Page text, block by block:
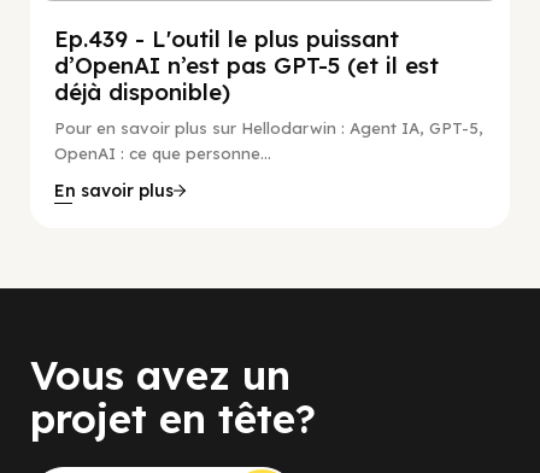
Ep.439 - L'outil le plus puissant
d’OpenAI n’est pas GPT-5 (et il est
déjà disponible)
Pour en savoir plus sur Hellodarwin : Agent IA, GPT-5,
OpenAI : ce que personne...
En savoir plus
Vous avez un
projet en tête?